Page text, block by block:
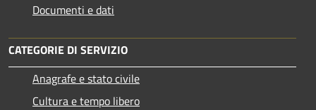
Documenti e dati
CATEGORIE DI SERVIZIO
Anagrafe e stato civile
Cultura e tempo libero